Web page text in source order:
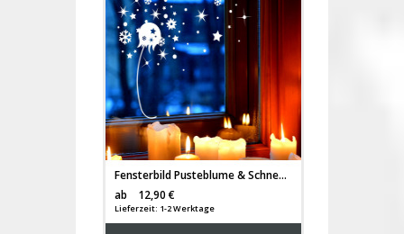
Fensterbild Pusteblume & Schneeflocken Fensterdeko Fensterbilder Winterlandschaft + Sterne & Schneekristalle M2272
ab
12,90 €
Lieferzeit: 1-2 Werktage